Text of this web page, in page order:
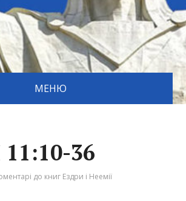
МЕНЮ
11:10-36
до книг Ездри і Неемії